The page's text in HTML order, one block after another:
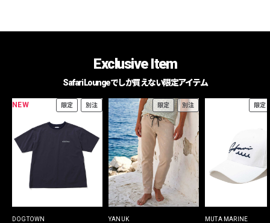
Exclusive Item
Safari Loungeでしか買えない限定アイテム
NEW 限定 別注
DOGTOWN
限定 別注
YANUK
限定
MUTA MARINE